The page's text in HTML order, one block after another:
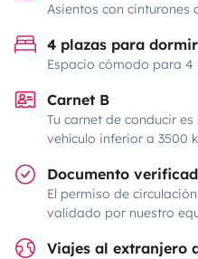
Asientos con cinturones
4 plazas para dormir
Espacio cómodo para 4
Carnet B
Tu carnet de conducir
vehículo inferior a 3500
Documento
El permiso de
validado por nuestro
Viajes al extranjero